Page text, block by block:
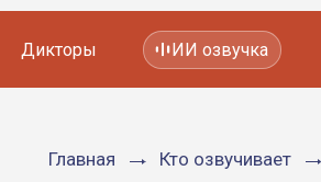
Мультфильмов
Дикторы ИИ озвучка
Главная Кто озвучивает